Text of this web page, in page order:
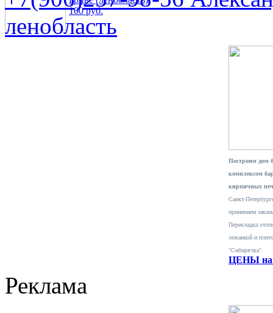
100 руб.
ленобласть
Построим дом
комплексом
кирпичных
Санкт-
принимаем
Перекладка
лежанкой и
"Сибирячка".
ЦЕНЫ на
Реклама